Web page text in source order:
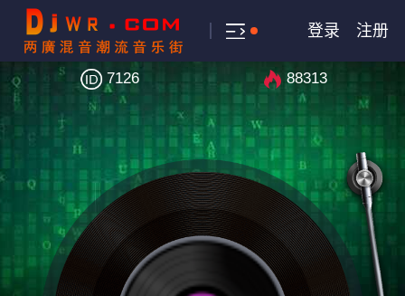
登录 注册
7126 88313